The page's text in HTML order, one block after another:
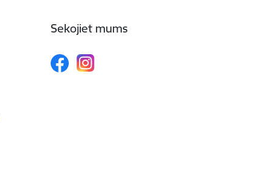
Sekojiet mums